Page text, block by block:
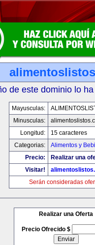
de este dominio lo
Mayusculas:
Minusculas:
Longitud:
15 caracteres
Categorias:
Alimentos y
Precio:
Realizar una
Visitar!
Serán consideradas
Realizar una Oferta
Precio Ofrecido $